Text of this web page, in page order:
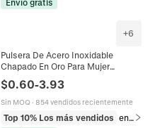
Envío gratis
+6
Pulsera De Acero Inoxidable
Chapado En Oro Para Mujer
Con Circonita Verde Accesorio
Elegante
$0.60-3.93
Sin MOQ · 854 vendidos recientemente
Top 10% Los más vendidos